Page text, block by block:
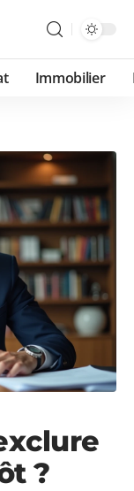
Immobilier
?